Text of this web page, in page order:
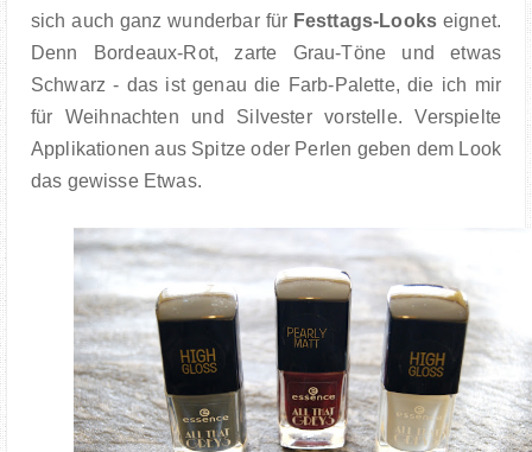
sich auch ganz wunderbar für Festtags-Looks eignet.
Denn Bordeaux-Rot, zarte Grau-Töne und etwas
Schwarz - das ist genau die Farb-Palette, die ich mir
für Weihnachten und Silvester vorstelle. Verspielte
Applikationen aus Spitze oder Perlen geben dem Look
das gewisse Etwas.